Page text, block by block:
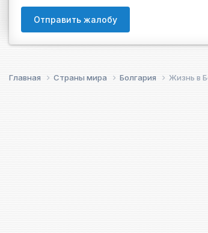
Отправить жалобу
Главная Страны мира Болгария Жизнь в